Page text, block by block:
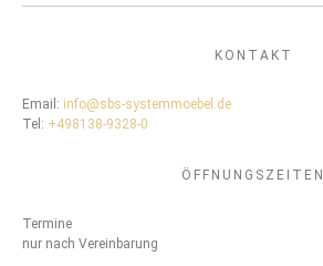
KONTAKT
Email: info@sbs-systemmoebel.de
Tel: +498138-9328-0
ÖFFNUNGSZEITEN
Termine
nur nach Vereinbarung